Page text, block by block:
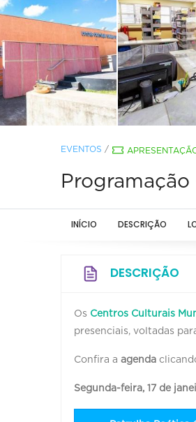
EVENTOS /
INÍCIO DESCRIÇÃO
DESCRIÇÃO
Os Centros Culturais
presenciais, voltadas
Confira a agenda
Segunda-feira, 17 de